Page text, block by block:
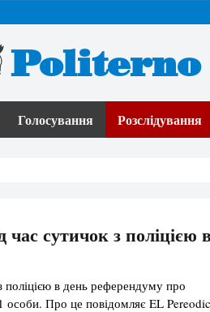
Politerno
Голосування Розслідування
час сутичок з поліцією
поліцією в день референдуму про
особи. Про це повідомляє EL